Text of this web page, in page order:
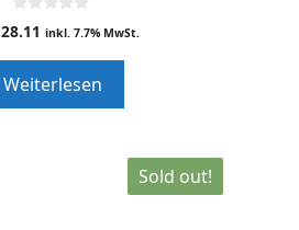
0
o
o
f
5
28.11 inkl. 7.7% MwSt.
Weiterlesen
Sold out!